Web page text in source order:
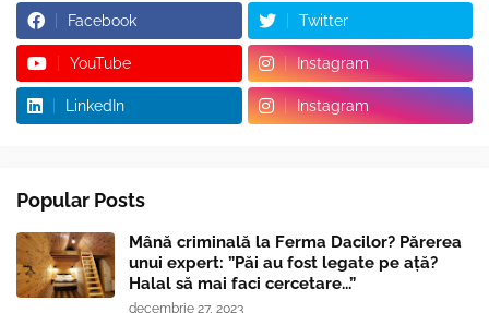
Facebook Twitter
YouTube Instagram
LinkedIn Instagram
Popular Posts
Mână criminală la Ferma Dacilor? Părerea
unui expert: ”Păi au fost legate pe ață?
Halal să mai faci cercetare...”
decembrie 27, 2023